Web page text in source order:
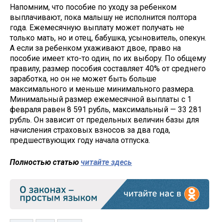
Напомним, что пособие по уходу за ребенком
выплачивают, пока малышу не исполнится полтора
года. Ежемесячную выплату может получать не
только мать, но и отец, бабушка, усыновитель, опекун.
А если за ребенком ухаживают двое, право на
пособие имеет кто-то один, по их выбору. По общему
правилу, размер пособия составляет 40% от среднего
заработка, но он не может быть больше
максимального и меньше минимального размера.
Минимальный размер ежемесячной выплаты с 1
февраля равен 8 591 рубль, максимальный — 33 281
рубль. Он зависит от предельных величин базы для
начисления страховых взносов за два года,
предшествующих году начала отпуска.
Полностью статью читайте здесь